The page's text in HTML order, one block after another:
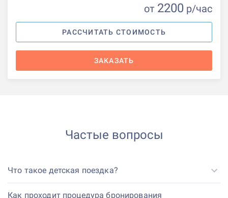
от 2200 р/час
РАССЧИТАТЬ СТОИМОСТЬ
ЗАКАЗАТЬ
Частые вопросы
Что такое детская поездка?
Как проходит процедура бронирования